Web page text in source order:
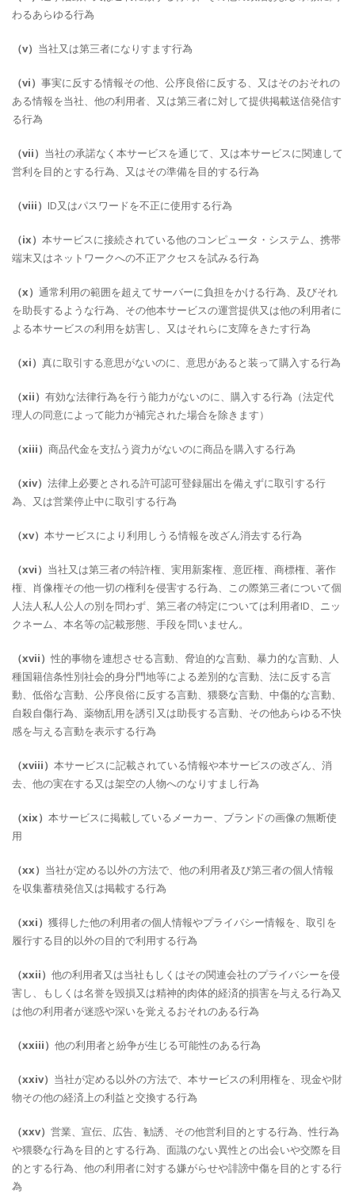
わるあらゆる行為
（v） 当社又は第三者になりすます行為
（vi） 事実に反する情報その他、公序良俗に反する、又はそのおそれの
ある情報を当社、他の利用者、又は第三者に対して提供掲載送信発信す
る行為
（vii） 当社の承諾なく本サービスを通じて、又は本サービスに関連して
営利を目的とする行為、又はその準備を目的する行為
（viii） ID又はパスワードを不正に使用する行為
（ix） 本サービスに接続されている他のコンピュータ・システム、携帯
端末又はネットワークへの不正アクセスを試みる行為
（x） 通常利用の範囲を超えてサーバーに負担をかける行為、及びそれ
を助長するような行為、その他本サービスの運営提供又は他の利用者に
よる本サービスの利用を妨害し、又はそれらに支障をきたす行為
（xi） 真に取引する意思がないのに、意思があると装って購入する行為
（xii） 有効な法律行為を行う能力がないのに、購入する行為（法定代
理人の同意によって能力が補完された場合を除きます）
（xiii） 商品代金を支払う資力がないのに商品を購入する行為
（xiv） 法律上必要とされる許可認可登録届出を備えずに取引する行
為、又は営業停止中に取引する行為
（xv） 本サービスにより利用しうる情報を改ざん消去する行為
（xvi） 当社又は第三者の特許権、実用新案権、意匠権、商標権、著作
権、肖像権その他一切の権利を侵害する行為、この際第三者について個
人法人私人公人の別を問わず、第三者の特定については利用者ID、ニッ
クネーム、本名等の記載形態、手段を問いません。
（xvii） 性的事物を連想させる言動、脅迫的な言動、暴力的な言動、人
種国籍信条性別社会的身分門地等による差別的な言動、法に反する言
動、低俗な言動、公序良俗に反する言動、猥褻な言動、中傷的な言動、
自殺自傷行為、薬物乱用を誘引又は助長する言動、その他あらゆる不快
感を与える言動を表示する行為
（xviii） 本サービスに記載されている情報や本サービスの改ざん、消
去、他の実在する又は架空の人物へのなりすまし行為
（xix） 本サービスに掲載しているメーカー、ブランドの画像の無断使
用
（xx） 当社が定める以外の方法で、他の利用者及び第三者の個人情報
を収集蓄積発信又は掲載する行為
（xxi） 獲得した他の利用者の個人情報やプライバシー情報を、取引を
履行する目的以外の目的で利用する行為
（xxii） 他の利用者又は当社もしくはその関連会社のプライバシーを侵
害し、もしくは名誉を毀損又は精神的肉体的経済的損害を与える行為又
は他の利用者が迷惑や深いを覚えるおそれのある行為
（xxiii） 他の利用者と紛争が生じる可能性のある行為
（xxiv） 当社が定める以外の方法で、本サービスの利用権を、現金や財
物その他の経済上の利益と交換する行為
（xxv） 営業、宣伝、広告、勧誘、その他営利目的とする行為、性行為
や猥褻な行為を目的とする行為、面識のない異性との出会いや交際を目
的とする行為、他の利用者に対する嫌がらせや誹謗中傷を目的とする行
為